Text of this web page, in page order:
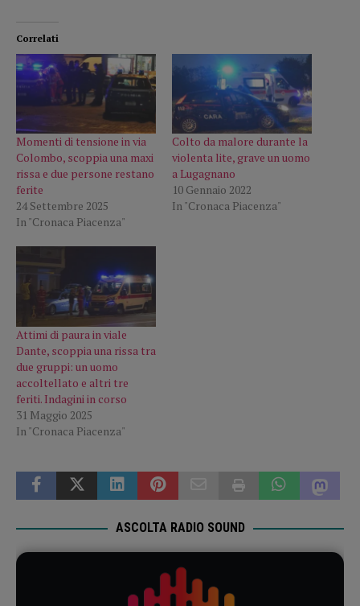
Correlati
Momenti di tensione in via
Colombo, scoppia una maxi
rissa e due persone restano
ferite
24 Settembre 2025
In "Cronaca Piacenza"
Colto da malore durante la
violenta lite, grave un uomo
a Lugagnano
10 Gennaio 2022
In "Cronaca Piacenza"
Attimi di paura in viale
Dante, scoppia una rissa tra
due gruppi: un uomo
accoltellato e altri tre
feriti. Indagini in corso
31 Maggio 2025
In "Cronaca Piacenza"
ASCOLTA RADIO SOUND